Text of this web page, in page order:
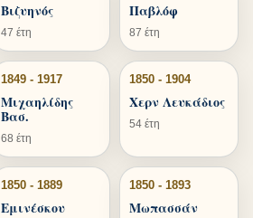
Βιζυηνός
47 έτη
Παβλόφ
87 έτη
1849 - 1917
Μιχαηλίδης
Βασ.
68 έτη
1850 - 1904
Χερν Λευκάδιος
54 έτη
1850 - 1889
Εμινέσκου
1850 - 1893
Μωπασσάν